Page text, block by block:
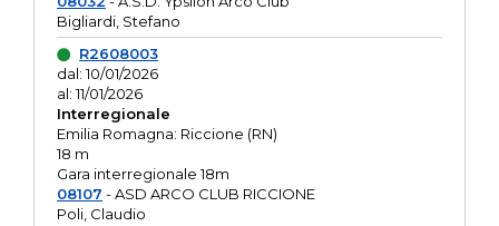
Bigliardi, Stefano
R2608003
dal: 10/01/2026
al: 11/01/2026
Interregionale
Emilia Romagna: Riccione (RN)
18 m
Gara interregionale 18m
08107 - ASD ARCO CLUB RICCIONE
Poli, Claudio